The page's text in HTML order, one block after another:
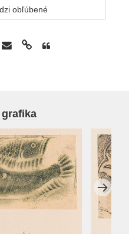
obľúbené